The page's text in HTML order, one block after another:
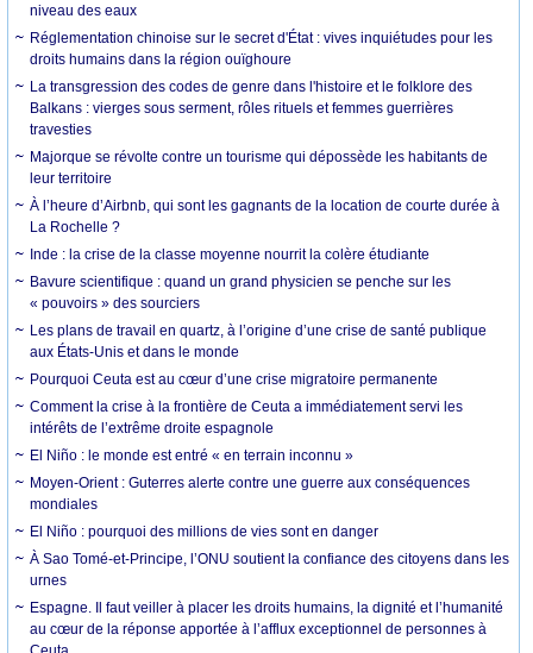
niveau des eaux
Réglementation chinoise sur le secret d'État : vives inquiétudes pour les
droits humains dans la région ouïghoure
La transgression des codes de genre dans l'histoire et le folklore des
Balkans : vierges sous serment, rôles rituels et femmes guerrières
travesties
Majorque se révolte contre un tourisme qui dépossède les habitants de
leur territoire
À l’heure d’Airbnb, qui sont les gagnants de la location de courte durée à
La Rochelle ?
Inde : la crise de la classe moyenne nourrit la colère étudiante
Bavure scientifique : quand un grand physicien se penche sur les
« pouvoirs » des sourciers
Les plans de travail en quartz, à l’origine d’une crise de santé publique
aux États-Unis et dans le monde
Pourquoi Ceuta est au cœur d’une crise migratoire permanente
Comment la crise à la frontière de Ceuta a immédiatement servi les
intérêts de l’extrême droite espagnole
El Niño : le monde est entré « en terrain inconnu »
Moyen-Orient : Guterres alerte contre une guerre aux conséquences
mondiales
El Niño : pourquoi des millions de vies sont en danger
À Sao Tomé-et-Principe, l’ONU soutient la confiance des citoyens dans les
urnes
Espagne. Il faut veiller à placer les droits humains, la dignité et l’humanité
au cœur de la réponse apportée à l’afflux exceptionnel de personnes à